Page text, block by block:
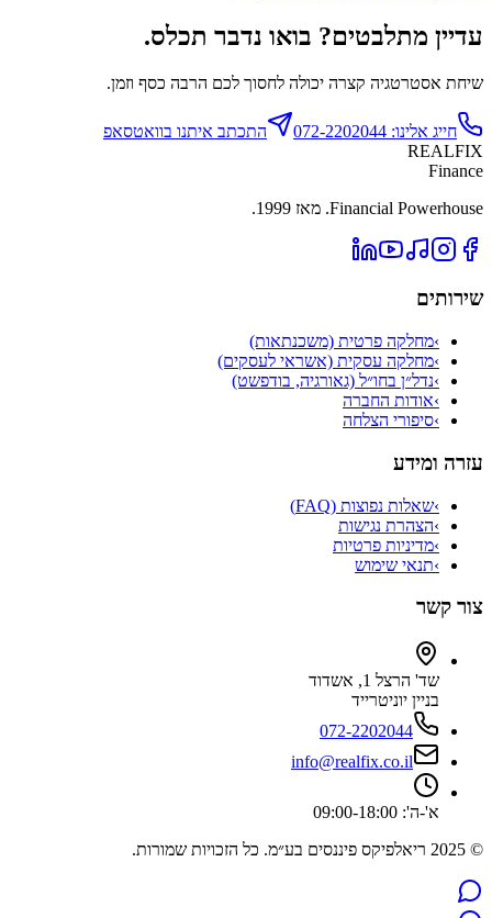
עדיין מתלבטים? בואו נדבר תכלס.
שיחת אסטרטגיה קצרה יכולה לחסוך לכם הרבה כסף וזמן.
חייג אלינו: 072-2202044
התכתב איתנו בוואטסאפ
REALFIX
Finance
Financial Powerhouse. מאז 1999.
שירותים
›מחלקה פרטית (משכנתאות)
›מחלקה עסקית (אשראי לעסקים)
›נדל״ן בחו״ל (גאורגיה, בודפשט)
›אודות החברה
›סיפורי הצלחה
עזרה ומידע
›שאלות נפוצות (FAQ)
›הצהרת נגישות
›מדיניות פרטיות
›תנאי שימוש
צור קשר
שד' הרצל 1, אשדוד
בניין יוניטרייד
072-2202044
info@realfix.co.il
א'-ה': 09:00-18:00
© 2025 ריאלפיקס פיננסים בע״מ. כל הזכויות שמורות.